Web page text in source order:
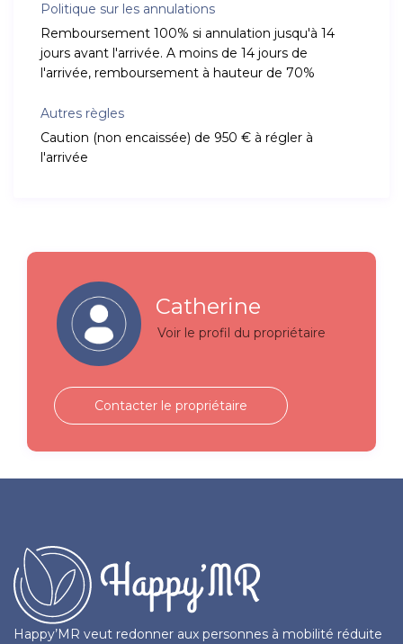
Politique sur les annulations
Remboursement 100% si annulation jusqu'à 14
jours avant l'arrivée. A moins de 14 jours de
l'arrivée, remboursement à hauteur de 70%
Autres règles
Caution (non encaissée) de 950 € à régler à
l'arrivée
Catherine
Voir le profil du propriétaire
Contacter le propriétaire
Happy’MR veut redonner aux personnes à mobilité réduite